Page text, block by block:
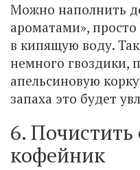
Можно наполнить
ароматами»,
в кипящую воду.
немного гвоздики,
апельсиновую
запаха это будет
6.
кофейник